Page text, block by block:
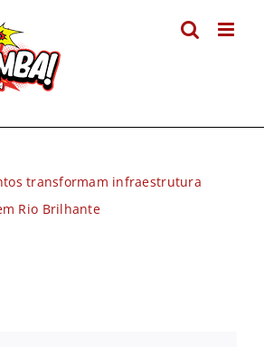
transformam infraestrutura
Rio Brilhante